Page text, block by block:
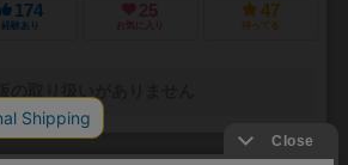
174
経験あり
25
お気に入り
47
持ってる